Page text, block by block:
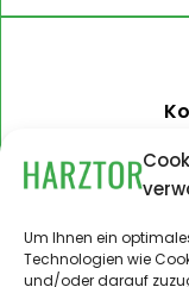
Um Ihnen ein
Technologien wie
und/oder darauf